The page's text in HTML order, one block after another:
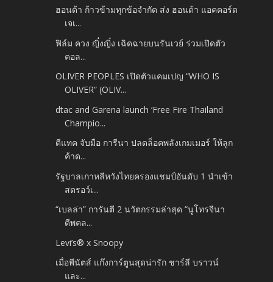
ฮอนด้า ก้าวข้ามทุกข้อจำกัด ส่ง ฮอนด้า แอคคอร์ด
เจเ...
ฟิล์ม ควง ญิ๋งญิ๋ง เฉิดฉายบนรันเวย์ ร่วมเปิดตัว
คอล...
OLIVER PEOPLES เปิดตัวแคมเปญ “WHO IS
OLIVER” (OLIV...
dtac and Garena launch ‘Free Fire Thailand
Champio...
ดีแทค จับมือ การีนา ปลดล็อคพลังเกมเมอร์ ให้ลูก
ค้าด...
รัฐบาลเกาหลีหวังไทยครองแชมป์อันดับ 1 นำเข้า
สตรอว์เ...
“เบลล่า” การันตี 2 นวัตกรรมล่าสุด “นูโทรจีนา
ดีพคล...
Levi’s® x Snoopy
เมื่อพีนัตส์ แก๊งการ์ตูนสุดน่ารัก ชาร์ลี บราวน์
และ...